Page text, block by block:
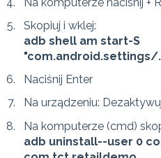
Skopiuj i wklej:
adb shell am start-S
"com.android.settings/
Naciśnij Enter
Na urządzeniu:
Na komputerze (cmd)
adb uninstall--user 0